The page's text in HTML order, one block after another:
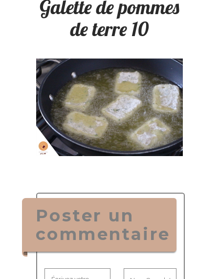
Galette de pommes
de terre 10
Poster un
commentaire